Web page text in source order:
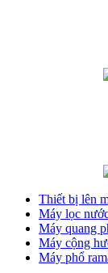
Thiết bị lên
Máy lọc
Máy quang
Máy cộng
Máy phổ